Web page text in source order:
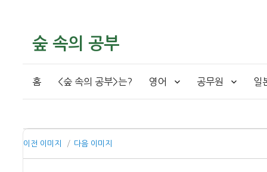
숲 속의 공부
홈 <숲 속의 공부>는? 영어 공무원 일
이전 이미지 다음 이미지